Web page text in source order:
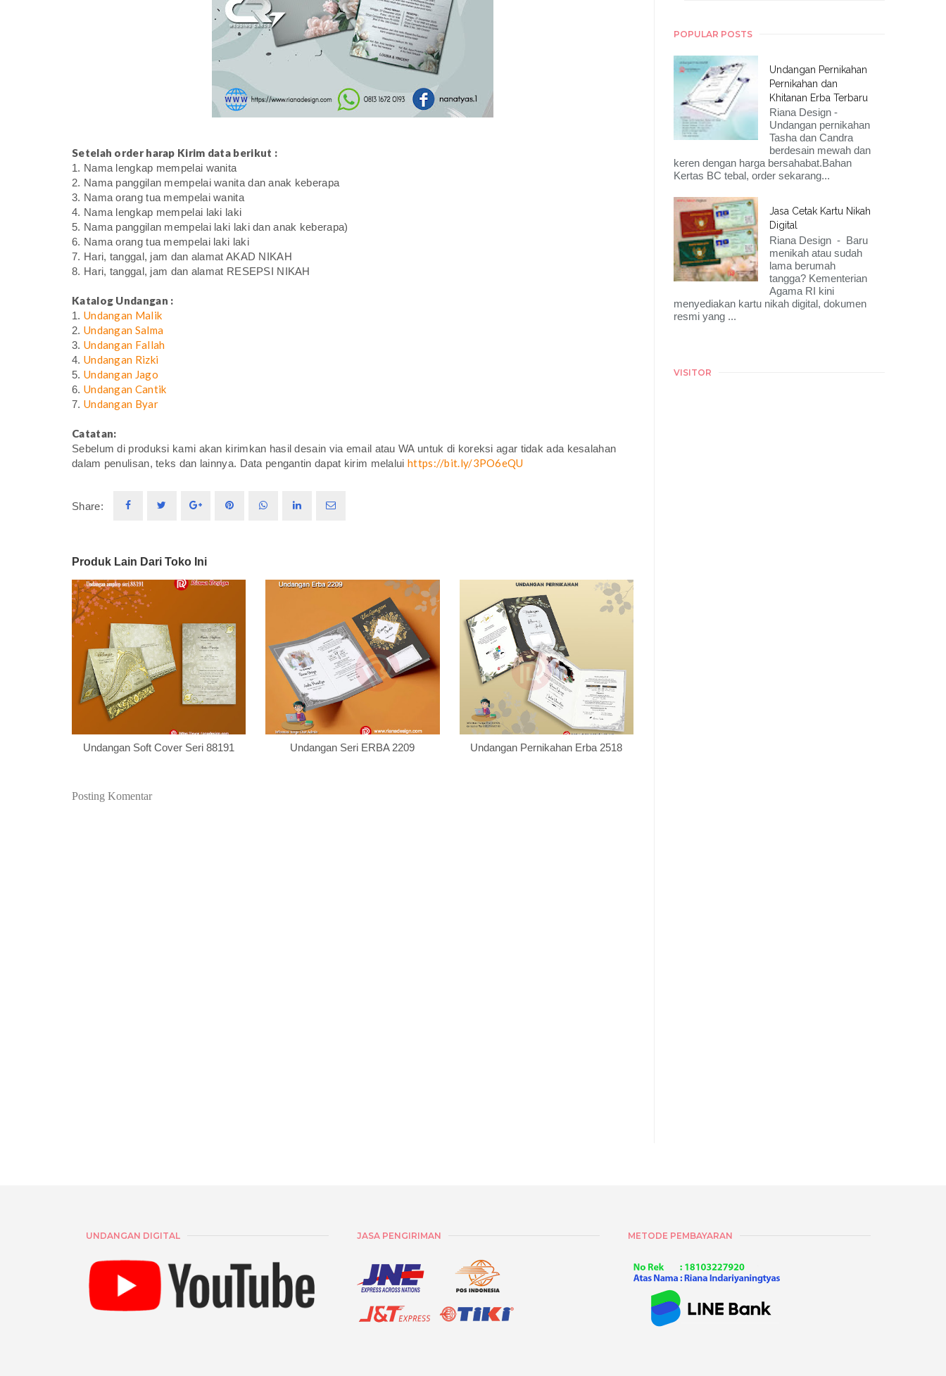
Setelah order harap Kirim data berikut :
1. Nama lengkap mempelai wanita
2. Nama panggilan mempelai wanita dan anak keberapa
3. Nama orang tua mempelai wanita
4. Nama lengkap mempelai laki laki
5. Nama panggilan mempelai laki laki dan anak keberapa)
6. Nama orang tua mempelai laki laki
7. Hari, tanggal, jam dan alamat AKAD NIKAH
8. Hari, tanggal, jam dan alamat RESEPSI NIKAH
Katalog Undangan :
1. Undangan Malik
2. Undangan Salma
3. Undangan Fallah
4. Undangan Rizki
5. Undangan Jago
6. Undangan Cantik
7. Undangan Byar
Catatan:
Sebelum di produksi kami akan kirimkan hasil desain via email atau WA untuk di koreksi agar tidak ada kesalahan
dalam penulisan, teks dan lainnya. Data pengantin dapat kirim melalui https://bit.ly/3PO6eQU
Share:
Produk Lain Dari Toko Ini
Undangan Soft Cover Seri 88191 Undangan Seri ERBA 2209 Undangan Pernikahan Erba 2518
Posting Komentar
POPULAR POSTS
Undangan Pernikahan
Pernikahan dan
Khitanan Erba Terbaru
Riana Design -
Undangan pernikahan
Tasha dan Candra
berdesain mewah dan
keren dengan harga bersahabat.Bahan
Kertas BC tebal, order sekarang...
Jasa Cetak Kartu Nikah
Digital
Riana Design - Baru
menikah atau sudah
lama berumah
tangga? Kementerian
Agama RI kini
menyediakan kartu nikah digital, dokumen
resmi yang ...
VISITOR
UNDANGAN DIGITAL JASA PENGIRIMAN METODE PEMBAYARAN